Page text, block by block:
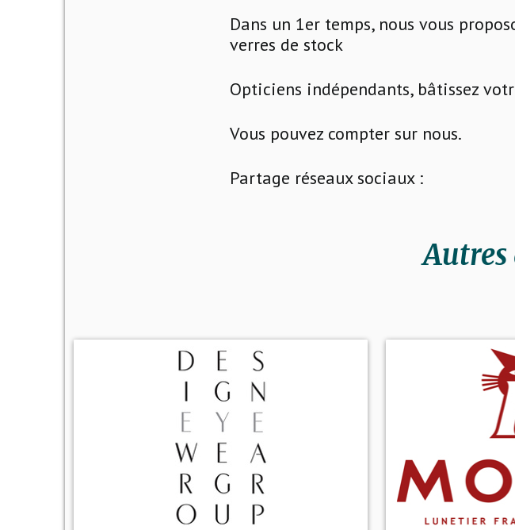
Dans un 1er temps, nous vous
verres de stock
Opticiens indépendants, bâtissez
Vous pouvez compter sur nous.
Partage réseaux sociaux :